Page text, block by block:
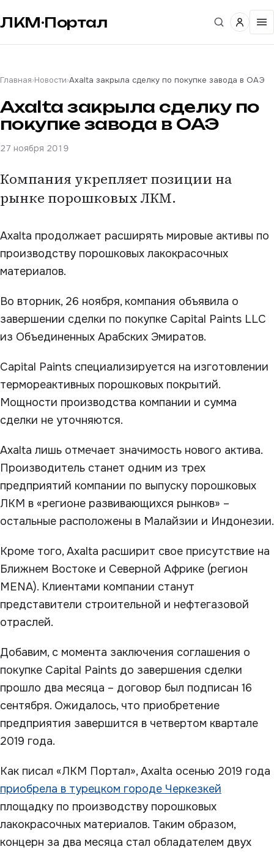
ЛКМ·Портал
Главная›Новости›Axalta закрыла сделку по покупке завода в ОАЭ
Axalta закрыла сделку по
покупке завода в ОАЭ
27 ноября 2019
Компания укрепляет позиции на
рынке порошковых ЛКМ.
Axalta продолжает расширять мировые активы по
производству порошковых лакокрасочных
материалов.
Во вторник, 26 ноября, компания объявила о
завершении сделки по покупке Capital Paints LLC
из Объединенных Арабских Эмиратов.
Capital Paints специализируется на изготовлении
термореактивных порошковых покрытий.
Мощности производства компании и сумма
сделки не уточняются.
Axalta лишь отмечает значимость нового актива.
Производитель станет одним из трех
предприятий компании по выпуску порошковых
ЛКМ в «регионе развивающихся рынков» –
остальные расположены в Малайзии и Индонезии.
Кроме того, Axalta расширит свое присутствие на
Ближнем Востоке и Северной Африке (регион
MENA). Клиентами компании станут
представители строительной и нефтегазовой
отраслей.
Добавим, с момента заключения соглашения о
покупке Capital Paints до завершения сделки
прошло два месяца – договор был подписан 16
сентября. Ожидалось, что приобретение
предприятия завершится в четвертом квартале
2019 года.
Как писал «ЛКМ Портал», Axalta осенью 2019 года
приобрела в турецком городе Черкезкей
площадку по производству порошковых
лакокрасочных материалов. Таким образом,
концерн за два месяца стал обладателем двух